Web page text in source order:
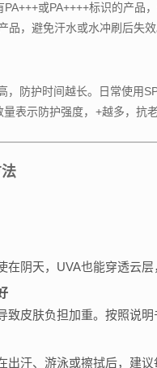
或PA++++标识的产品
品，避免汗水或水冲刷后失效
，防护时间越长。日常使用
量表示防护强度，+越多，抗
阴天，UVA也能穿透云层
皮肤负担加重。按照说明
出汗、游泳或擦拭后，建议